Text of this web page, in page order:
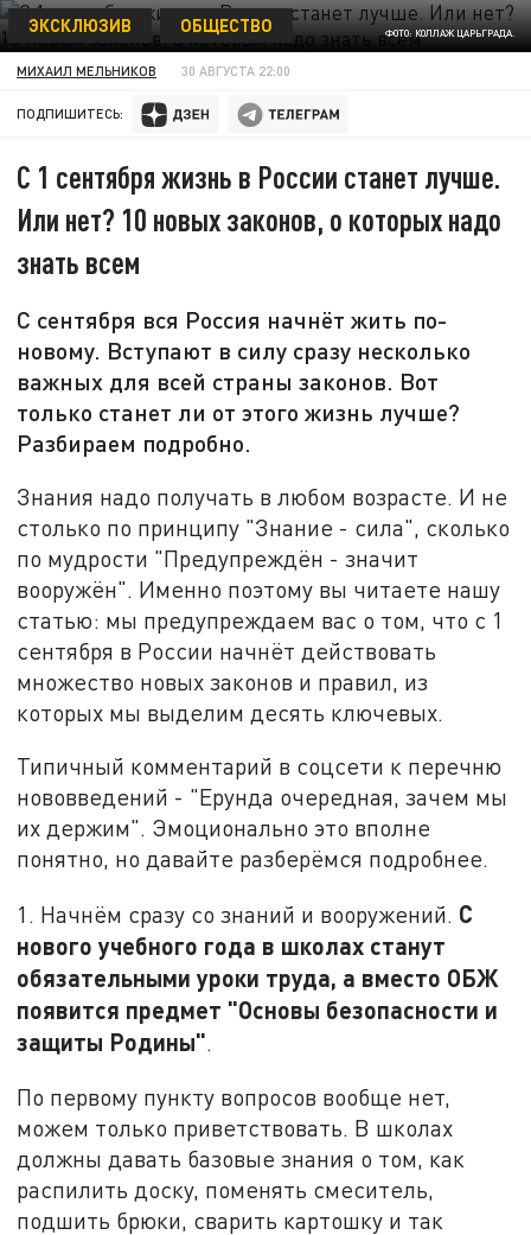
ФОТО: КОЛЛАЖ ЦАРЬГРАДА.
ЭКСКЛЮЗИВ ОБЩЕСТВО
МИХАИЛ МЕЛЬНИКОВ 30 АВГУСТА 22:00
ПОДПИШИТЕСЬ:
С 1 сентября жизнь в России станет лучше.
Или нет? 10 новых законов, о которых надо
знать всем
С сентября вся Россия начнёт жить по-
новому. Вступают в силу сразу несколько
важных для всей страны законов. Вот
только станет ли от этого жизнь лучше?
Разбираем подробно.
Знания надо получать в любом возрасте. И не
столько по принципу "Знание - сила", сколько
по мудрости "Предупреждён - значит
вооружён". Именно поэтому вы читаете нашу
статью: мы предупреждаем вас о том, что с 1
сентября в России начнёт действовать
множество новых законов и правил, из
которых мы выделим десять ключевых.
Типичный комментарий в соцсети к перечню
нововведений - "Ерунда очередная, зачем мы
их держим". Эмоционально это вполне
понятно, но давайте разберёмся подробнее.
1. Начнём сразу со знаний и вооружений. С
нового учебного года в школах станут
обязательными уроки труда, а вместо ОБЖ
появится предмет "Основы безопасности и
защиты Родины".
По первому пункту вопросов вообще нет,
можем только приветствовать. В школах
должны давать базовые знания о том, как
распилить доску, поменять смеситель,
подшить брюки, сварить картошку и так